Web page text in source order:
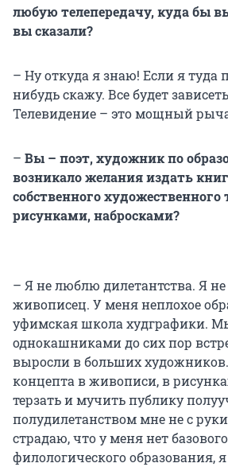
любую телепередачу, куда бы
вы сказали?
– Ну откуда я знаю! Если я туда
нибудь скажу. Все будет
Телевидение – это мощный
– Вы – поэт, художник по
возникало желания издать
собственного художественного
рисунками, набросками?
– Я не люблю дилетантства. Я
живописец. У меня неплохое
уфимская школа худграфики.
однокашниками до сих пор
выросли в больших
концепта в живописи, в
терзать и мучить публику
полудилетанством мне не с
страдаю, что у меня нет базового
филологического образования,